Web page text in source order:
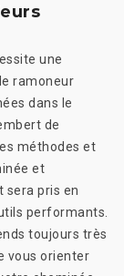
une
ramoneur
dans le
de
méthodes et
et
sera pris en
performants.
toujours très
vous orienter